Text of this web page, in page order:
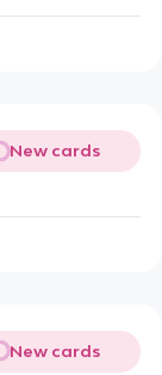
New cards
New cards